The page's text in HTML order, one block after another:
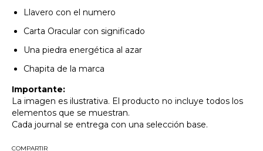
Llavero con el numero
Carta Oracular con significado
Una piedra energética al azar
Chapita de la marca
Importante:
La imagen es ilustrativa. El producto no incluye todos los
elementos que se muestran.
Cada journal se entrega con una selección base.
COMPARTIR